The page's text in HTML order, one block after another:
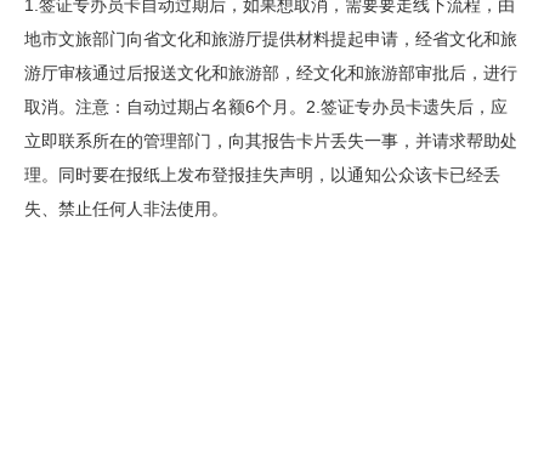
1.签证专办员卡自动过期后，如果想取消，需要要走线下流程，由
地市文旅部门向省文化和旅游厅提供材料提起申请，经省文化和旅
游厅审核通过后报送文化和旅游部，经文化和旅游部审批后，进行
取消。注意：自动过期占名额6个月。2.签证专办员卡遗失后，应
立即联系所在的管理部门，向其报告卡片丢失一事，并请求帮助处
理。同时要在报纸上发布登报挂失声明，以通知公众该卡已经丢
失、禁止任何人非法使用。